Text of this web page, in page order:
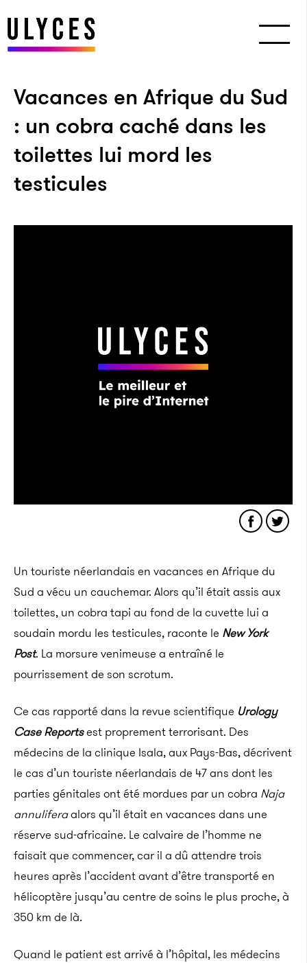
Vacances en Afrique du Sud
: un cobra caché dans les
toilettes lui mord les
testicules
Un touriste néerlandais en vacances en Afrique du
Sud a vécu un cauchemar. Alors qu’il était assis aux
toilettes, un cobra tapi au fond de la cuvette lui a
soudain mordu les testicules, raconte le New York
Post. La morsure venimeuse a entraîné le
pourrissement de son scrotum.
Ce cas rapporté dans la revue scientifique Urology
Case Reportsest proprement terrorisant. Des
médecins de la clinique Isala, aux Pays-Bas, décrivent
le cas d’un touriste néerlandais de 47 ans dont les
parties génitales ont été mordues par un cobra Naja
annuliferaalors qu’il était en vacances dans une
réserve sud-africaine. Le calvaire de l’homme ne
faisait que commencer, car il a dû attendre trois
heures après l’accident avant d’être transporté en
hélicoptère jusqu’au centre de soins le plus proche, à
350 km de là.
Quand le patient est arrivé à l’hôpital, les médecins